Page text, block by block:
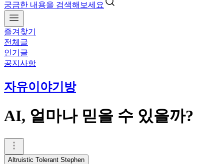
궁금한 내용을 검색해보세요
즐겨찾기
전체글
인기글
공지사항
자유이야기방
AI, 얼마나 믿을 수 있을까?
Altruistic Tolerant Stephen